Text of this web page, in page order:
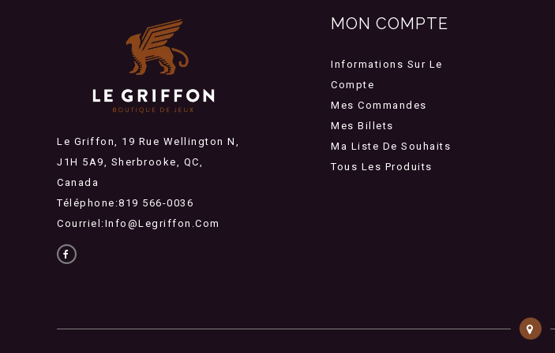
Le Griffon, 19 Rue Wellington N,
J1H 5A9, Sherbrooke, QC,
Canada
Téléphone:819 566-0036
Courriel:Info@legriffon.com
MON COMPTE
Informations Sur Le
Compte
Mes Commandes
Mes Billets
Ma Liste De Souhaits
Tous Les Produits